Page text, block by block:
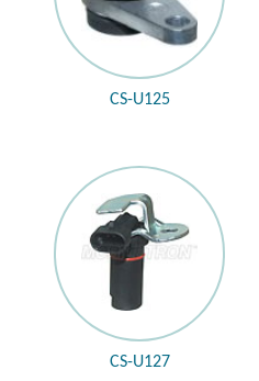
CS-U125
CS-U127